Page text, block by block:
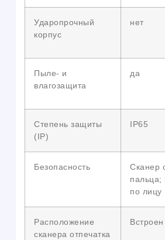
Ударопрочный
корпус
нет
Пыле- и
влагозащита
да
Степень защиты
(IP)
IP65
Безопасность
Сканер
пальца;
по лицу
Расположение
сканера отпечатка